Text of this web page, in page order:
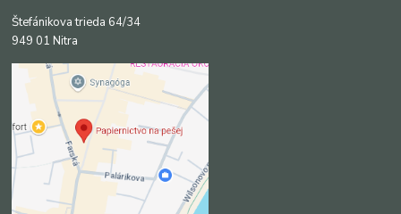
Štefánikova trieda 64/34
949 01 Nitra